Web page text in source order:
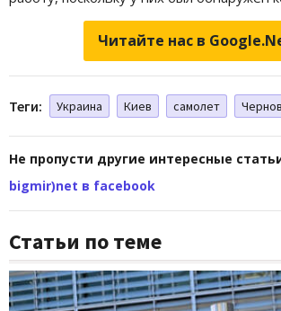
Читайте нас в
Теги: Украина Киев самолет
Не пропусти другие интересные
bigmir)net в facebook
Статьи по теме